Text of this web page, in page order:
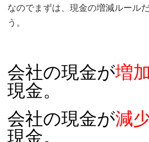
なのでまずは、現金の増減ルール
う。
会社の現金が増加
現金。
会社の現金が減
現金。